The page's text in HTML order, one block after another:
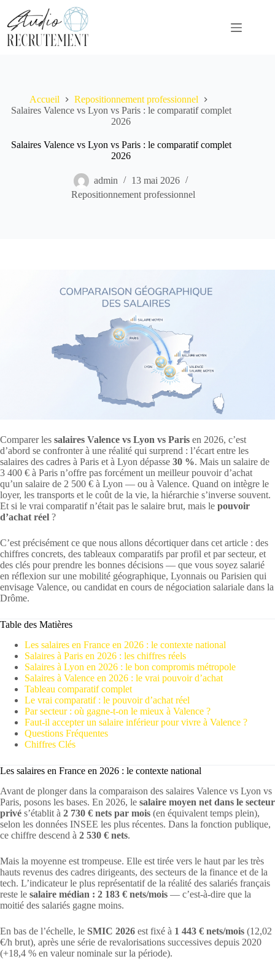
contenu
Accueil
Repositionnement professionnel
Salaires Valence vs Lyon vs Paris : le comparatif complet
2026
Salaires Valence vs Lyon vs Paris : le comparatif complet
2026
admin
13 mai 2026
Repositionnement professionnel
Comparer les salaires Valence vs Lyon vs Paris en 2026, c’est
d’abord se confronter à une réalité qui surprend : l’écart entre les
salaires des cadres à Paris et à Lyon dépasse 30 %. Mais un salaire de
3 400 € à Paris n’offre pas forcément un meilleur pouvoir d’achat
qu’un salaire de 2 500 € à Lyon — ou à Valence. Quand on intègre le
loyer, les transports et le coût de la vie, la hiérarchie s’inverse souvent.
Et si le vrai comparatif n’était pas le salaire brut, mais le pouvoir
d’achat réel ?
C’est précisément ce que nous allons décortiquer dans cet article : des
chiffres concrets, des tableaux comparatifs par profil et par secteur, et
des clés pour prendre les bonnes décisions — que vous soyez salarié
en réflexion sur une mobilité géographique, Lyonnais ou Parisien qui
envisage Valence, ou candidat en cours de négociation salariale dans la
Drôme.
Table des Matières
Les salaires en France en 2026 : le contexte national
Salaires à Paris en 2026 : les chiffres réels
Salaires à Lyon en 2026 : le bon compromis métropole
Salaires à Valence en 2026 : le vrai pouvoir d’achat
Tableau comparatif complet
Le vrai comparatif : le pouvoir d’achat réel
Par secteur : où gagne-t-on le mieux à Valence ?
Faut-il accepter un salaire inférieur pour vivre à Valence ?
Questions Fréquentes
Chiffres Clés
Les salaires en France en 2026 : le contexte national
Avant de plonger dans la comparaison des salaires Valence vs Lyon vs
Paris, posons les bases. En 2026, le salaire moyen net dans le secteur
privé s’établit à 2 730 € nets par mois (en équivalent temps plein),
selon les données INSEE les plus récentes. Dans la fonction publique,
ce chiffre descend à 2 530 € nets.
Mais la moyenne est trompeuse. Elle est tirée vers le haut par les très
hauts revenus des cadres dirigeants, des secteurs de la finance et de la
tech. L’indicateur le plus représentatif de la réalité des salariés français
reste le salaire médian : 2 183 € nets/mois — c’est-à-dire que la
moitié des salariés gagne moins.
En bas de l’échelle, le SMIC 2026 est fixé à 1 443 € nets/mois (12,02
€/h brut), après une série de revalorisations successives depuis 2020
(+18,4 % en valeur nominale sur la période).